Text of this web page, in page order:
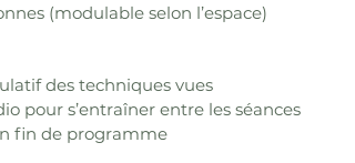
(modulable selon l’espace)
des techniques vues
pour s’entraîner entre les séances
fin de programme